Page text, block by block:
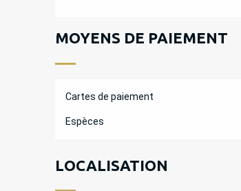
MOYENS DE PAIEMENT
Cartes de paiement
Espèces
LOCALISATION